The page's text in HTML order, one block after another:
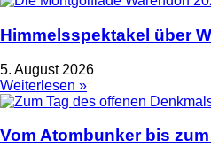
Himmelsspektakel über
5. August 2026
Weiterlesen »
Vom Atombunker bis